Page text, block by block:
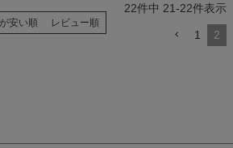
安い順 レビュー順
22件中 21-22件表示
1 2